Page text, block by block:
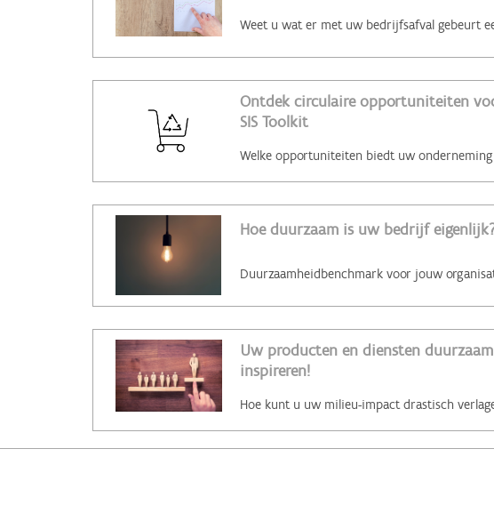
Ontdek circulaire opportuniteiten
SIS Toolkit
Hoe duurzaam is uw bedrijf
Uw producten en diensten
inspireren!